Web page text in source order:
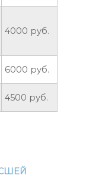
4000 руб.
6000 руб.
4500 руб.